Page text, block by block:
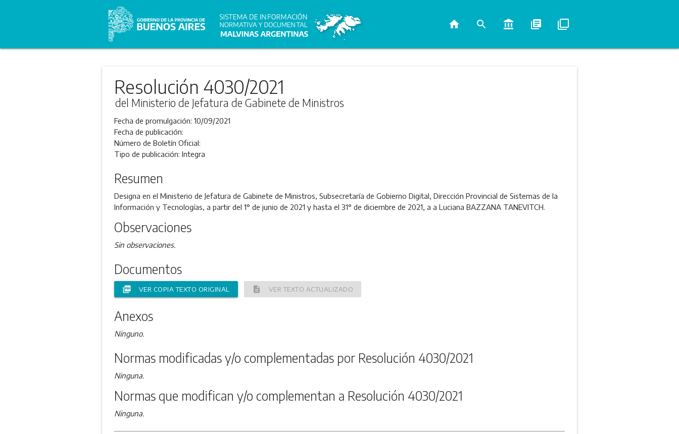
home search account_balance library_books filter_none
Resolución 4030/2021
del Ministerio de Jefatura de Gabinete de Ministros
Fecha de promulgación: 10/09/2021
Fecha de publicación:
Número de Boletín Oficial:
Tipo de publicación: Integra
Resumen
Designa en el Ministerio de Jefatura de Gabinete de Ministros, Subsecretaría de Gobierno Digital, Dirección Provincial de Sistemas de la
Información y Tecnologías, a partir del 1° de junio de 2021 y hasta el 31° de diciembre de 2021, a a Luciana BAZZANA TANEVITCH.
Observaciones
Sin observaciones.
Documentos
picture_as_pdf VER COPIA TEXTO ORIGINAL description VER TEXTO ACTUALIZADO
Anexos
Ninguno.
Normas modificadas y/o complementadas por Resolución 4030/2021
Ninguna.
Normas que modifican y/o complementan a Resolución 4030/2021
Ninguna.